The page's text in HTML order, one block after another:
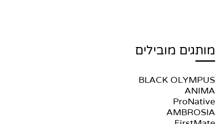
מותגים מובילים
BLACK OLYMPUS
ANIMA
ProNative
AMBROSIA